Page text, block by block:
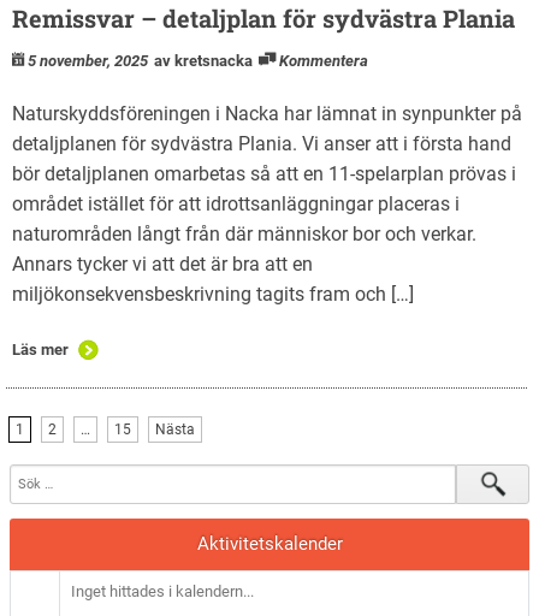
Remissvar – detaljplan för sydvästra Plania
5 november, 2025 av kretsnacka Kommentera
Naturskyddsföreningen i Nacka har lämnat in synpunkter på
detaljplanen för sydvästra Plania. Vi anser att i första hand
bör detaljplanen omarbetas så att en 11-spelarplan prövas i
området istället för att idrottsanläggningar placeras i
naturområden långt från där människor bor och verkar.
Annars tycker vi att det är bra att en
miljökonsekvensbeskrivning tagits fram och […]
Läs mer
1 2 … 15 Nästa
Aktivitetskalender
Inget hittades i kalendern...